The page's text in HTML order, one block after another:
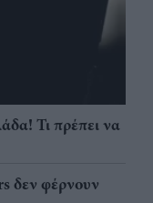
Τι πρέπει να
δεν φέρνουν